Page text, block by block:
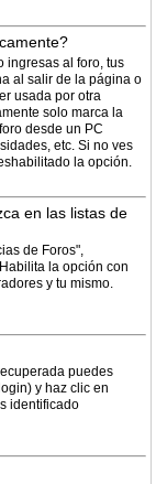
ingresas al foro, tus
al salir de la página o
usada por otra
solo marca la
desde un PC
etc. Si no ves
la opción.
en las listas de
de Foros",
la opción con
y tu mismo.
puedes
y haz clic en
identificado